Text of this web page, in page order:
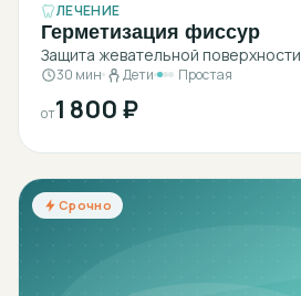
ЛЕЧЕНИЕ
Герметизация фиссур
Защита жевательной поверхности
30 мин Дети Простая
от1 800 ₽
Срочно